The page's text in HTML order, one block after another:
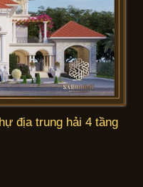
địa trung hải 4 tầng